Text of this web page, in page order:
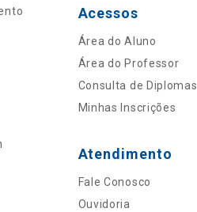
Acessos
Área do Aluno
Área do Professor
Consulta de Diplomas
Minhas Inscrições
Atendimento
Fale Conosco
Ouvidoria